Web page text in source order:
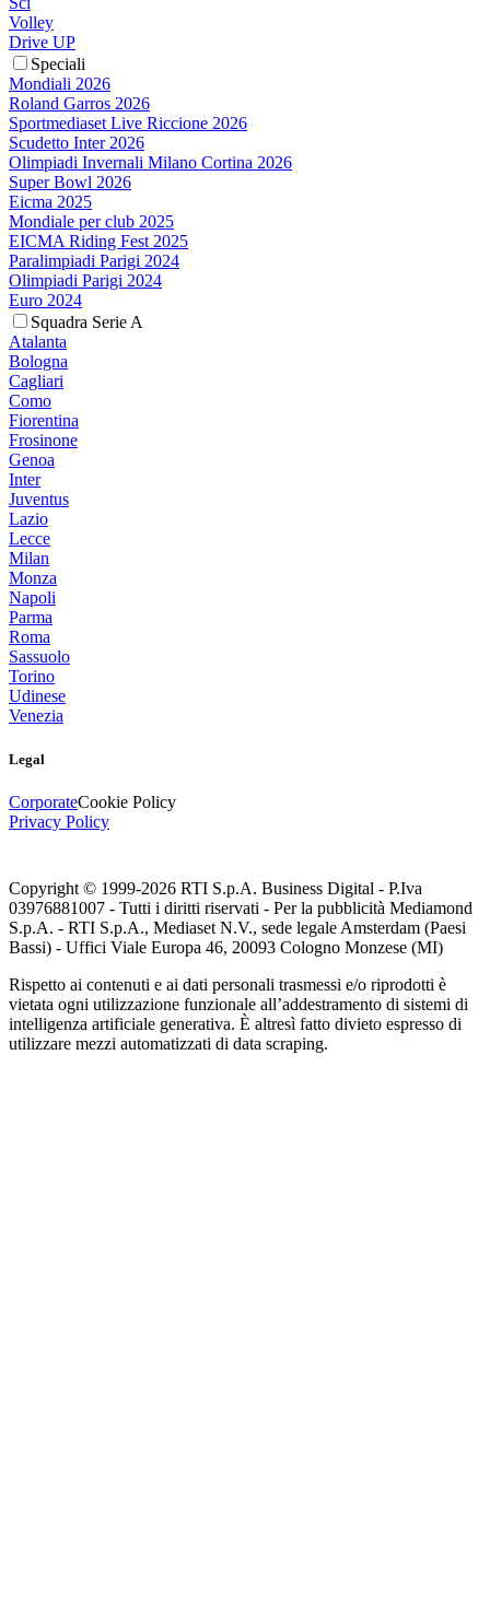
Volley
Drive UP
Speciali
Mondiali 2026
Roland Garros 2026
Sportmediaset Live Riccione 2026
Scudetto Inter 2026
Olimpiadi Invernali Milano Cortina 2026
Super Bowl 2026
Eicma 2025
Mondiale per club 2025
EICMA Riding Fest 2025
Paralimpiadi Parigi 2024
Olimpiadi Parigi 2024
Euro 2024
Squadra Serie A
Atalanta
Bologna
Cagliari
Como
Fiorentina
Frosinone
Genoa
Inter
Juventus
Lazio
Lecce
Milan
Monza
Napoli
Parma
Roma
Sassuolo
Torino
Udinese
Venezia
Legal
CorporateCookie Policy
Privacy Policy
Copyright © 1999-2026 RTI S.p.A. Business Digital - P.Iva
03976881007 - Tutti i diritti riservati - Per la pubblicità Mediamond
S.p.A. - RTI S.p.A., Mediaset N.V., sede legale Amsterdam (Paesi
Bassi) - Uffici Viale Europa 46, 20093 Cologno Monzese (MI)
Rispetto ai contenuti e ai dati personali trasmessi e/o riprodotti è
vietata ogni utilizzazione funzionale all’addestramento di sistemi di
intelligenza artificiale generativa. È altresì fatto divieto espresso di
utilizzare mezzi automatizzati di data scraping.